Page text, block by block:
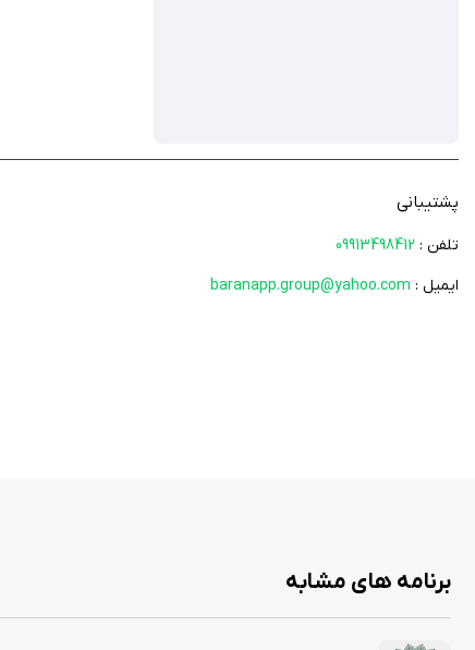
پشتیبانی
تلفن : 09913498412
ایمیل : baranapp.group@yahoo.com
برنامه های مشابه